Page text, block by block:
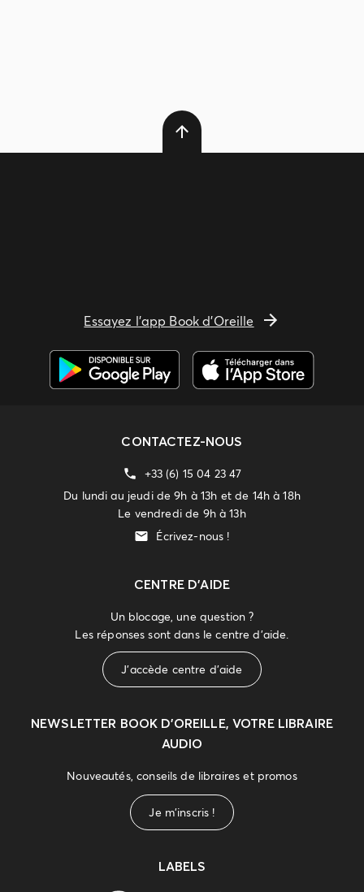
Essayez l'app Book d'Oreille
CONTACTEZ-NOUS
+33 (6) 15 04 23 47
Du lundi au jeudi de 9h à 13h et de 14h à 18h
Le vendredi de 9h à 13h
Écrivez-nous !
CENTRE D'AIDE
Un blocage, une question ?
Les réponses sont dans le centre d'aide.
J'accède centre d'aide
NEWSLETTER BOOK D’OREILLE, VOTRE LIBRAIRE
AUDIO
Nouveautés, conseils de libraires et promos
Je m'inscris !
LABELS